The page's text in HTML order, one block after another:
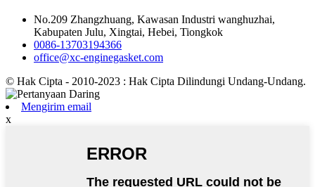
No.209 Zhangzhuang, Kawasan Industri wanghuzhai,
Kabupaten Julu, Xingtai, Hebei, Tiongkok
0086-13703194366
office@xc-enginegasket.com
© Hak Cipta - 2010-2023 : Hak Cipta Dilindungi Undang-Undang.
Mengirim email
x